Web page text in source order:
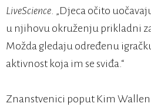
LiveScience. „Djeca očito
u njihovu okruženju prikladni
Možda gledaju određenu
aktivnost koja im se sviđa.“
Znanstvenici poput Kim Wallen